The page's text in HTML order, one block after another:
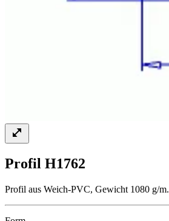
Profil H1762
Profil aus Weich-PVC, Gewicht 1080 g/m.